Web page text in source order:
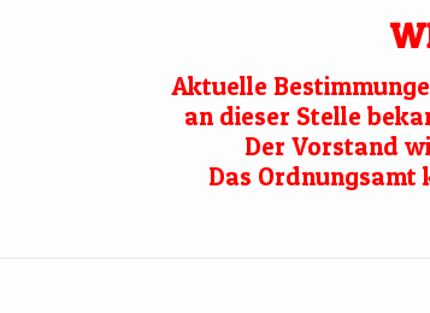
Aktuelle
an dieser Stelle
Der Vorstand
Das Ordnungsamt